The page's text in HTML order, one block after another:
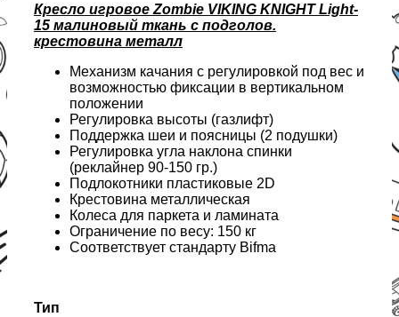
Кресло игровое Zombie VIKING KNIGHT Light-
15 малиновый ткань с подголов.
крестовина металл
Механизм качания с регулировкой под вес и
возможностью фиксации в вертикальном
положении
Регулировка высоты (газлифт)
Поддержка шеи и поясницы (2 подушки)
Регулировка угла наклона спинки
(реклайнер 90-150 гр.)
Подлокотники пластиковые 2D
Крестовина металлическая
Колеса для паркета и ламината
Ограничение по весу: 150 кг
Соответствует стандарту Bifma
Тип